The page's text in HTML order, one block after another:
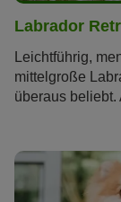
Labrador
Leichtführig,
mittelgroße
überaus